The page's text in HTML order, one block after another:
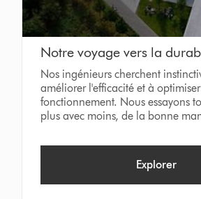
Notre voyage vers la
Nos ingénieurs cherchent
améliorer l'efficacité et à
fonctionnement. Nous essayons
plus avec moins, de la bonne
Explorer